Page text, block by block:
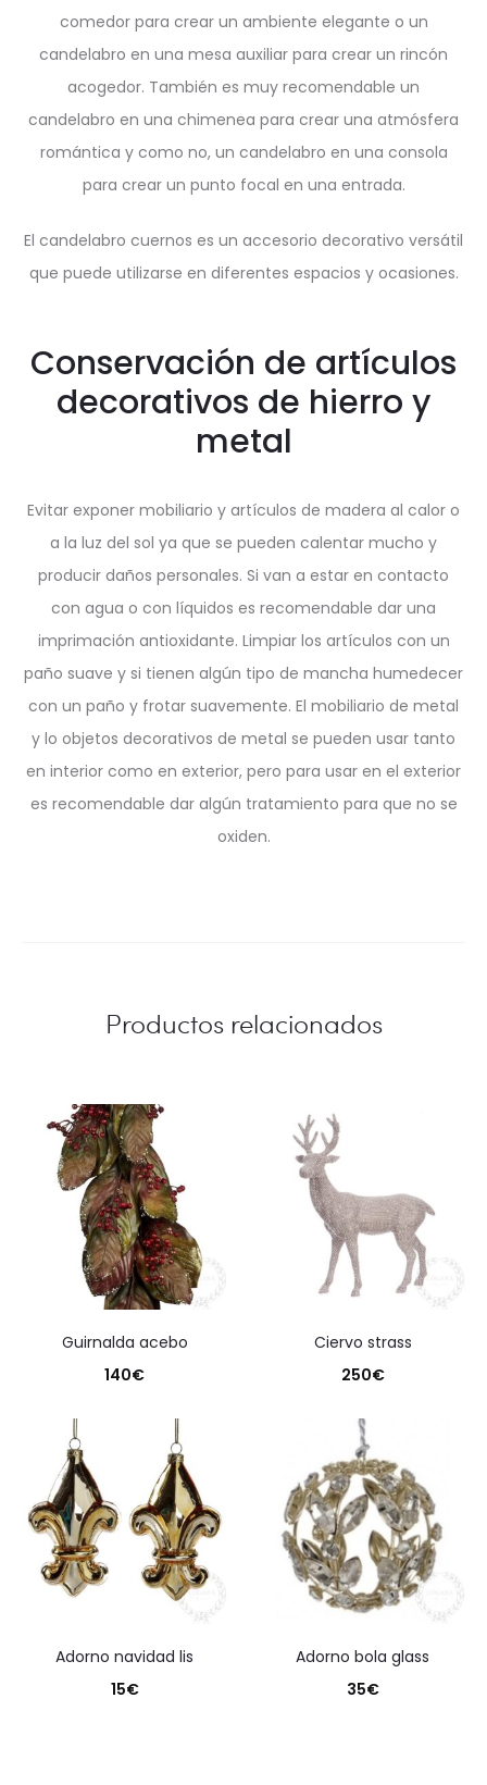
comedor para crear un ambiente elegante o un
candelabro en una mesa auxiliar para crear un rincón
acogedor. También es muy recomendable un
candelabro en una chimenea para crear una atmósfera
romántica y como no, un candelabro en una consola
para crear un punto focal en una entrada.
El candelabro cuernos es un accesorio decorativo versátil
que puede utilizarse en diferentes espacios y ocasiones.
Conservación de artículos
decorativos de hierro y
metal
Evitar exponer mobiliario y artículos de madera al calor o
a la luz del sol ya que se pueden calentar mucho y
producir daños personales. Si van a estar en contacto
con agua o con líquidos es recomendable dar una
imprimación antioxidante. Limpiar los artículos con un
paño suave y si tienen algún tipo de mancha humedecer
con un paño y frotar suavemente. El mobiliario de metal
y lo objetos decorativos de metal se pueden usar tanto
en interior como en exterior, pero para usar en el exterior
es recomendable dar algún tratamiento para que no se
oxiden.
Productos relacionados
guirnalda acebo
140€
ciervo strass
250€
adorno navidad lis
15€
adorno bola glass
35€